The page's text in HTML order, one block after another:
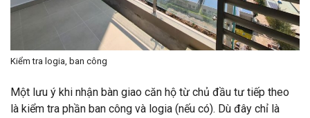
Kiểm tra logia, ban công
Một lưu ý khi nhận bàn giao căn hộ từ chủ đầu tư tiếp theo
là kiểm tra phần ban công và logia (nếu có). Dù đây chỉ là